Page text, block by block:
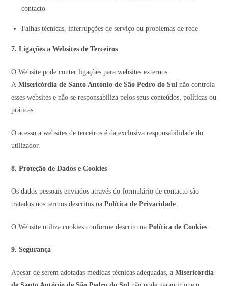
contacto
Falhas técnicas, interrupções de serviço ou problemas de rede
7. Ligações a Websites de Terceiros
O Website pode conter ligações para websites externos.
AMisericórdia de Santo António de São Pedro do Sul não controla
esses websites e não se responsabiliza pelos seus conteúdos, políticas ou
práticas.
O acesso a websites de terceiros é da exclusiva responsabilidade do
utilizador.
8. Proteção de Dados e Cookies
Os dados pessoais enviados através do formulário de contacto são
tratados nos termos descritos naPolítica de Privacidade.
O Website utiliza cookies conforme descrito naPolítica de Cookies.
9. Segurança
Apesar de serem adotadas medidas técnicas adequadas, aMisericórdia